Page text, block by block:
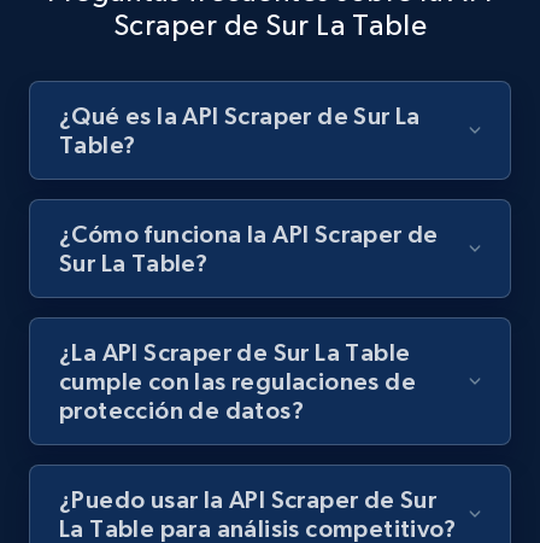
products using specified keywords
Currency, Discount, Initial price, and more.
1.1K+ 149+
Lazada - Products
URL, Title, Rating, Reviews, Initial price, Final
price, Currency, Stock, and more.
992+ 165+ Prueba gratuita
Scraper de Sur La Table
¿Qué es la API Scraper de Sur La
Table?
¿Cómo funciona la API Scraper de
Sur La Table?
¿La API Scraper de Sur La Table
cumple con las regulaciones de
protección de datos?
¿Puedo usar la API Scraper de Sur
La Table para análisis competitivo?